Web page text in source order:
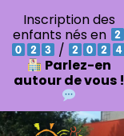
Aller
Inscription des
enfants nés en
/
Parlez-en
autour de vous !